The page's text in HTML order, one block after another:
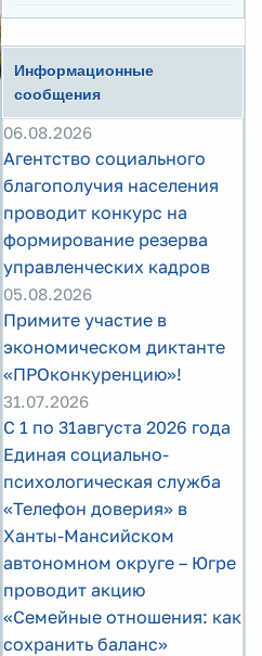
Информационные
сообщения
06.08.2026
Агентство социального
благополучия населения
проводит конкурс на
формирование резерва
управленческих кадров
05.08.2026
Примите участие в
экономическом диктанте
«ПРОконкуренцию»!
31.07.2026
С 1 по 31августа 2026 года
Единая социально-
психологическая служба
«Телефон доверия» в
Ханты-Мансийском
автономном округе – Югре
проводит акцию
«Семейные отношения: как
сохранить баланс»